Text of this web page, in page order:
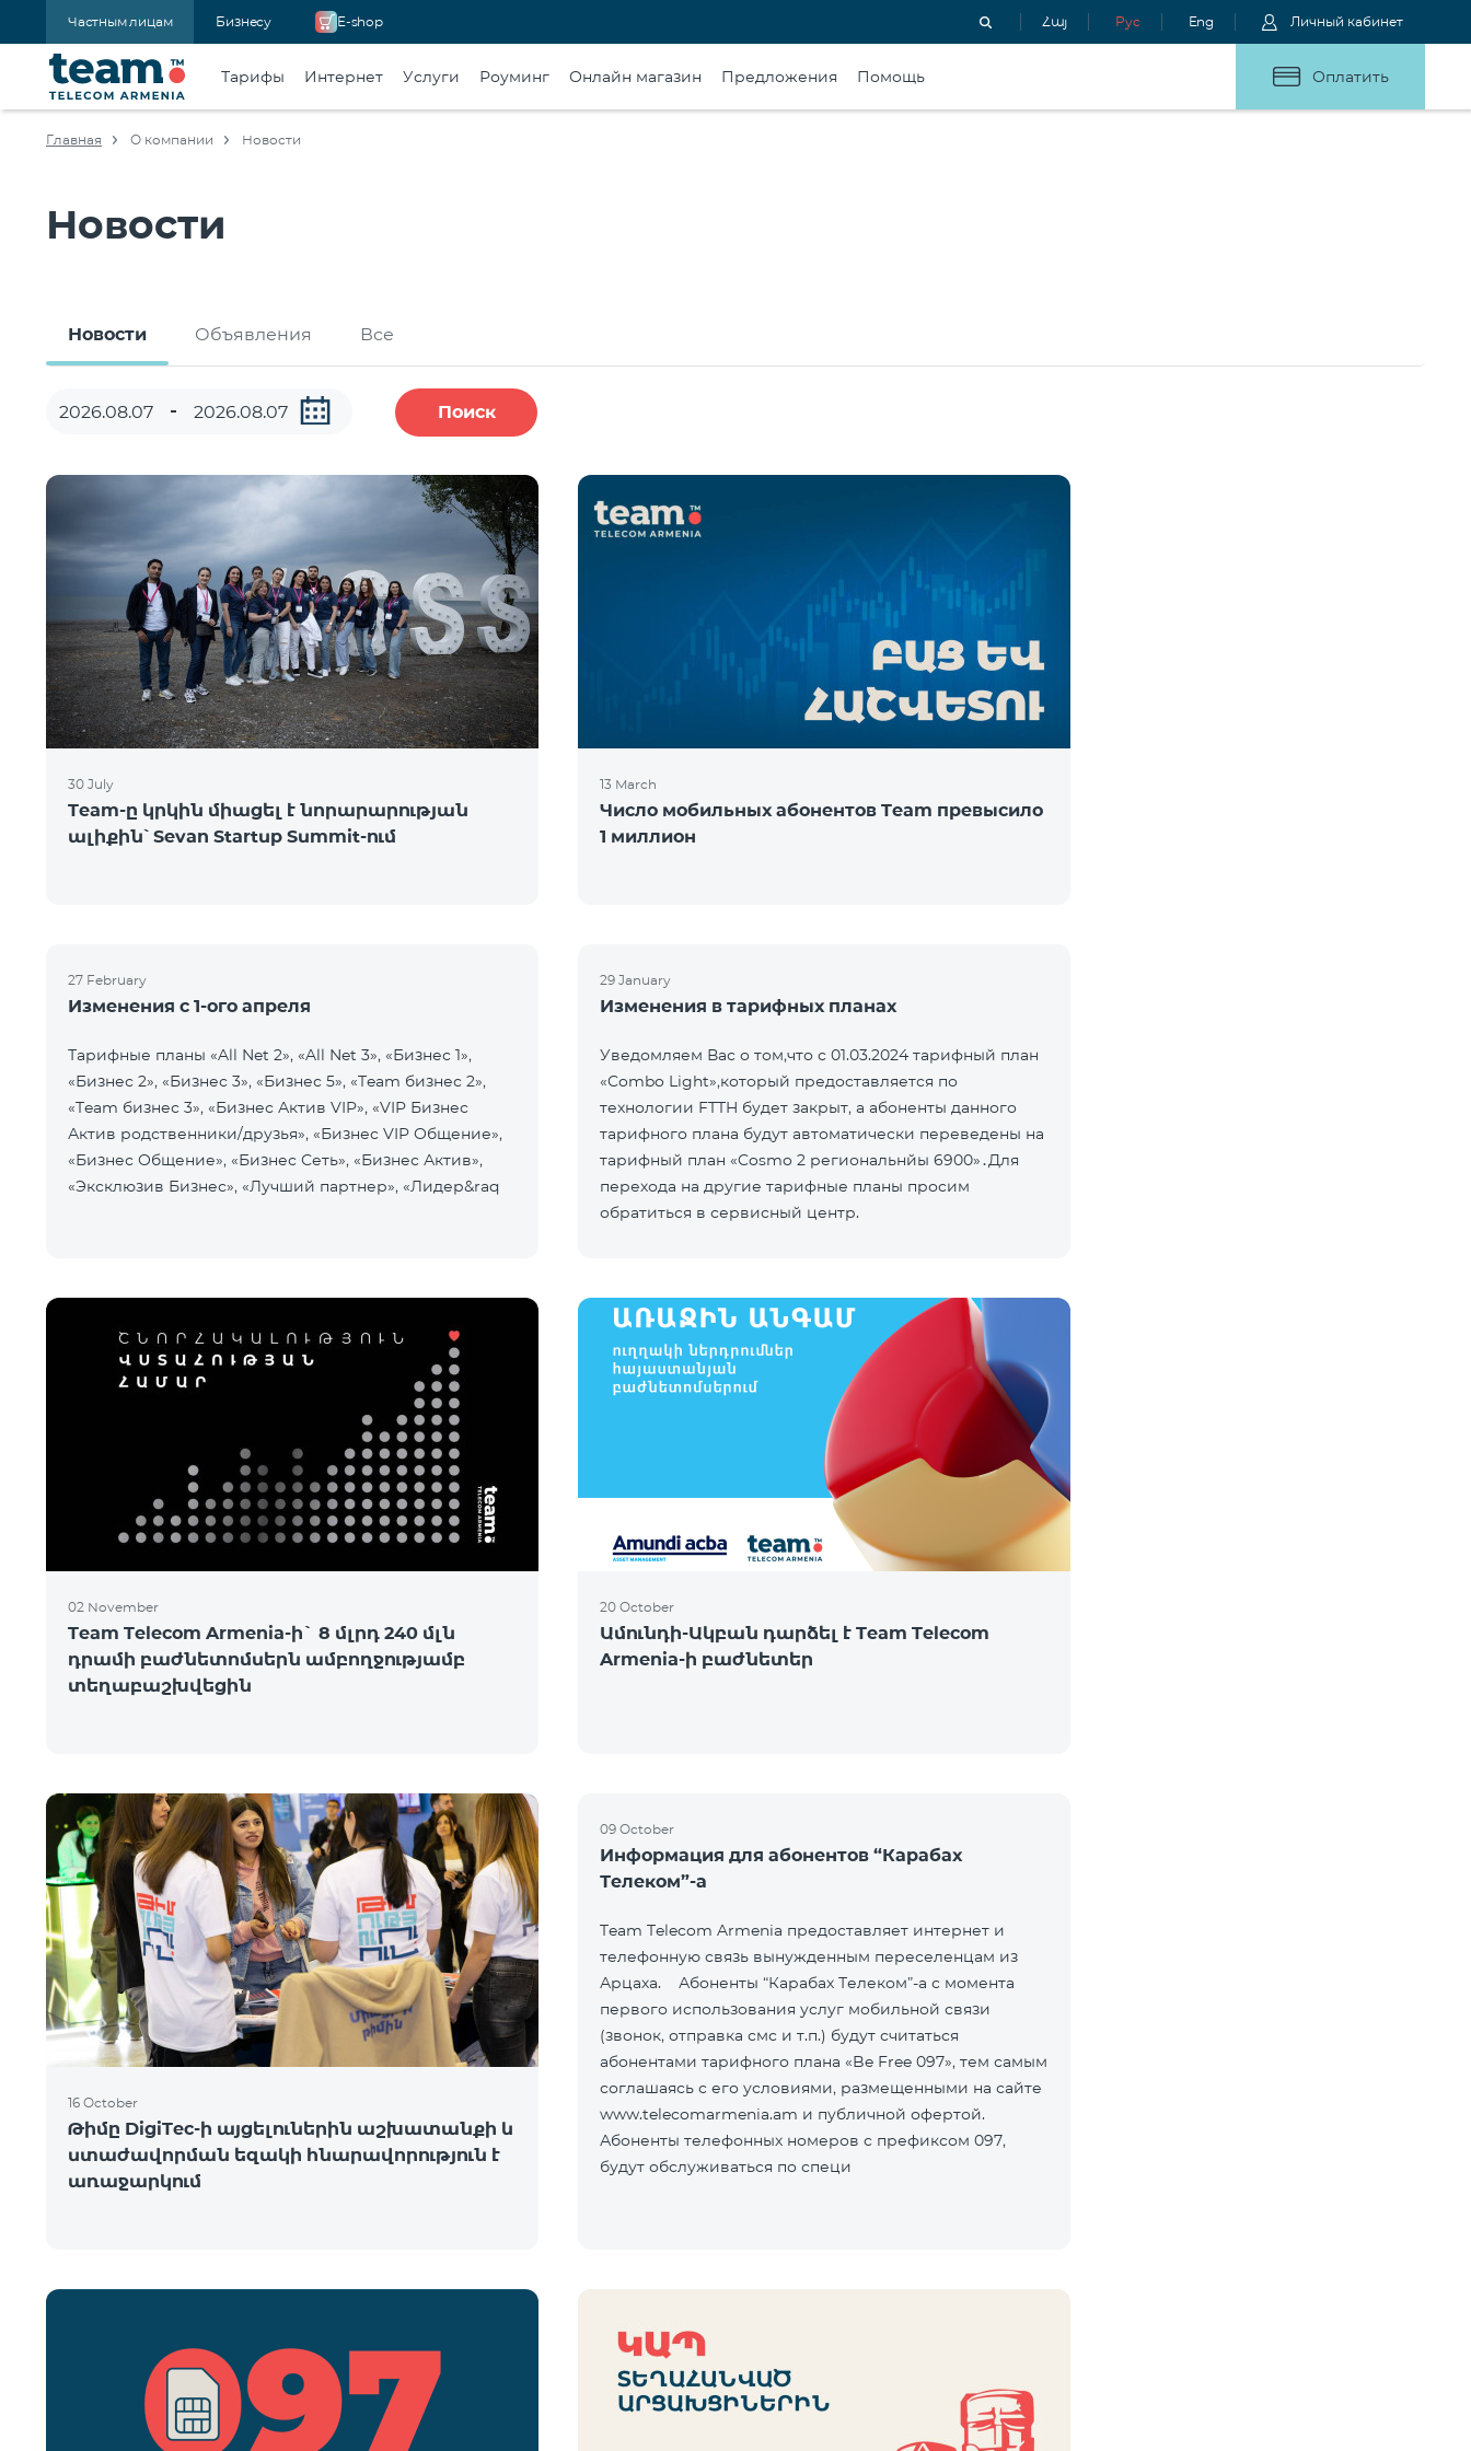
Частным лицам Бизнесу E-shop Հայ Рус Eng Личный кабинет
Тарифы Интернет Услуги Роуминг Онлайн магазин Предложения Помощь Оплатить
Главная О компании Новости
Новости
Новости Объявления Все
Поиск
30 July
Team-ը կրկին միացել է նորարարության
ալիքին՝ Sevan Startup Summit-ում
13 March
Число мобильных абонентов Team превысило
1 миллион
27 February
Изменения с 1-ого апреля
Тарифные планы «All Net 2», «All Net 3», «Бизнес 1»,
«Бизнес 2», «Бизнес 3», «Бизнес 5», «Team бизнес 2»,
«Team бизнес 3», «Бизнес Актив VIP», «VIP Бизнес
Актив родственники/друзья», «Бизнес VIP Общение»,
«Бизнес Общение», «Бизнес Сеть», «Бизнес Актив»,
«Эксклюзив Бизнес», «Лучший партнер», «Лидер&raq
29 January
Изменения в тарифных планах
Уведомляем Вас о том,что с 01.03.2024 тарифный план
«Combo Light»,который предоставляется по
технологии FTTH будет закрыт, а абоненты данного
тарифного плана будут автоматически переведены на
тарифный план «Cosmo 2 региональнйы 6900»․Для
перехода на другие тарифные планы просим
обратиться в сервисный центр.
02 November
Team Telecom Armenia-ի` 8 մլրդ 240 մլն
դրամի բաժնետոմսերն ամբողջությամբ
տեղաբաշխվեցին
20 October
Ամունդի-Ակբան դարձել է Team Telecom
Armenia-ի բաժնետեր
16 October
Թիմը DigiTec-ի այցելուներին աշխատանքի և
ստաժավորման եզակի հնարավորություն է
առաջարկում
09 October
Информация для абонентов “Карабах
Телеком”-а
Team Telecom Armenia предоставляет интернет и
телефонную связь вынужденным переселенцам из
Арцаха. Абоненты “Карабах Телеком”-а с момента
первого использования услуг мобильной связи
(звонок, отправка смс и т.п.) будут считаться
абонентами тарифного плана «Be Free 097», тем самым
соглашаясь с его условиями, размещенными на сайте
www.telecomarmenia.am и публичной офертой.
Абоненты телефонных номеров с префиксом 097,
будут обслуживаться по специ